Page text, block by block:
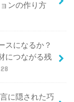
ンの作り方
スになるか？
につながる残
に隠された巧